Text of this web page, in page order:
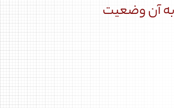
به آن وضعیت